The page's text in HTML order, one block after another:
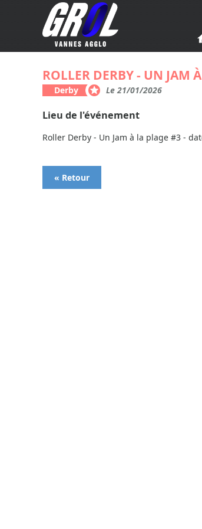
Aller au contenu principal
ROLLER DERBY - UN JAM
Derby Le 21/01/2026
Lieu de l'événement
Roller Derby - Un Jam à la plage #3 -
« Retour